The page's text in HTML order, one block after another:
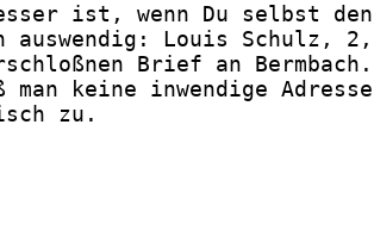
ist, wenn Du selbst den
auswendig: Louis Schulz, 2,
Brief an Bermbach.
man keine inwendige Adresse
zu.